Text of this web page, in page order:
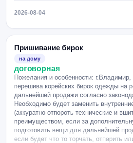
2026-08-04
Пришивание бирок
на дому
договорная
Пожелания и особенности:
перешива корейских бирок одежды на
дальнейшей продажи согласно
Необходимо будет заменить
(аккуратно отпороть технические и
преимуществом, если за
подготовить вещи для дальнейшей
если будет что то торчать, отпарить